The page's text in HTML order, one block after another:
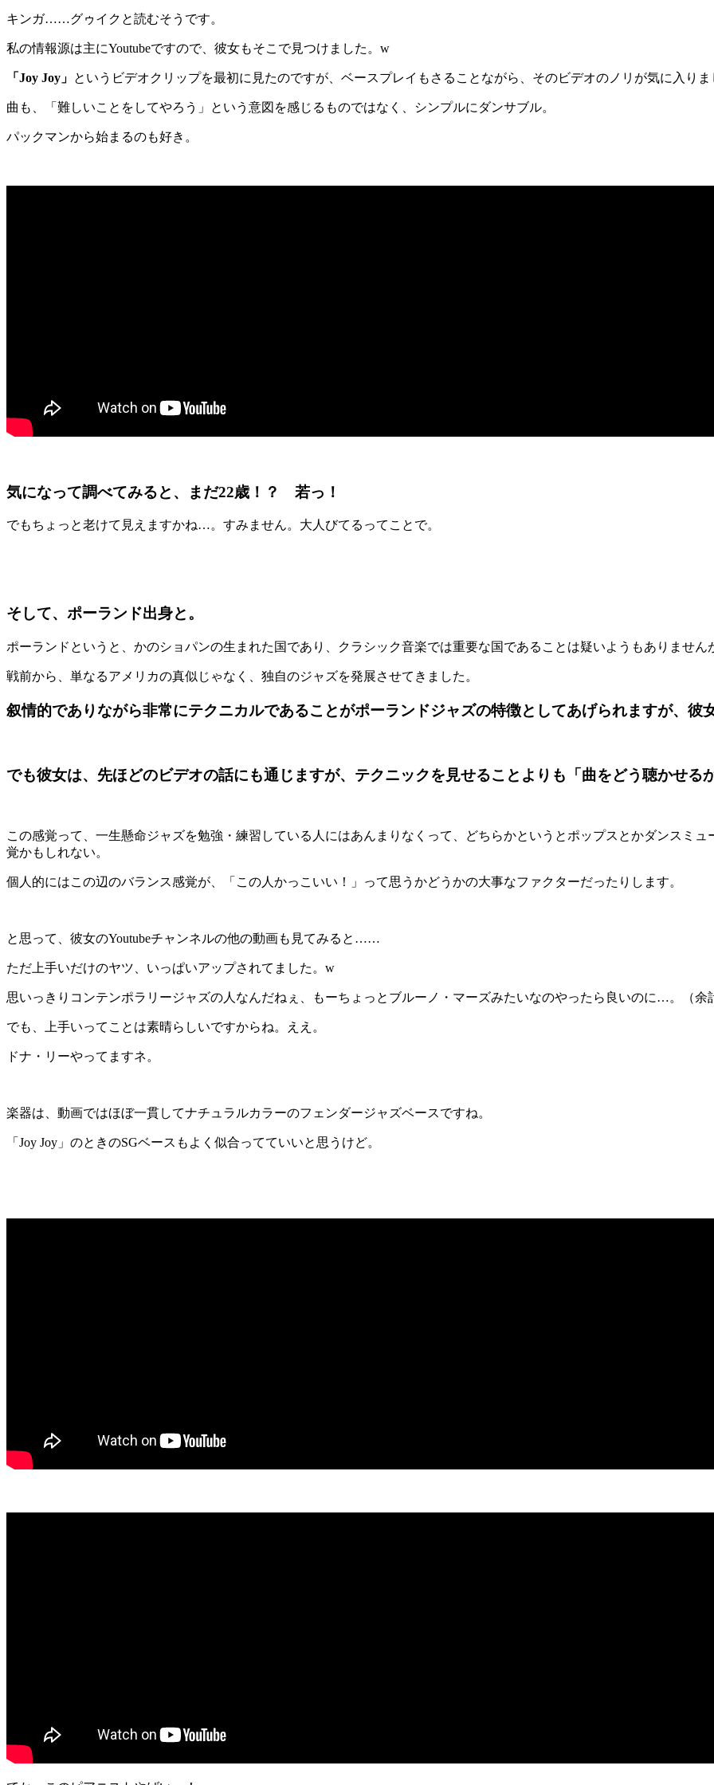
キンガ……グゥイクと読むそうです。
私の情報源は主にYoutubeですので、彼女もそこで見つけました。 w
「 Joy Joy 」 というビデオクリップを最初に見たのですが、ベースプレイもさることながら、そのビデオのノリが気に入りま
曲も、「難しいことをしてやろう」という意図を感じるものではなく、シンプルにダンサブル。
パックマンから始まるのも好き。
気になって調べてみると、 まだ22歳！？ 若っ！
でもちょっと老けて見えますかね…。すみません。大人びてるってことで。
そして、 ポーランド出身と。
ポーランドというと、かのショパンの生まれた国であり、クラシック音楽では重要な国であることは疑いようもありませ
戦前から、単なるアメリカの真似じゃなく、独自のジャズを発展させてきました。
叙情的でありながら非常にテクニカルであることがポーランドジャズの特徴としてあげられますが、彼
でも彼女は、先ほどのビデオの話にも通じますが、 テクニックを見せることよりも「曲をどう聴かせる
この感覚って、一生懸命ジャズを勉強・練習している人にはあんまりなくって、どちらかというとポップスとかダンスミ
覚かもしれない。
個人的にはこの辺のバランス感覚が、「この人かっこいい！」って思うかどうかの大事なファクターだったりします。
と思って、彼女のYoutubeチャンネルの他の動画も見てみると……
ただ上手いだけのヤツ、いっぱいアップされてました。w
思いっきりコンテンポラリージャズの人なんだねぇ、もーちょっとブルーノ・マーズみたいなのやったら良いのに…。（余
でも、上手いってことは素晴らしいですからね。ええ。
ドナ・リーやってますネ。
楽器は、動画ではほぼ一貫してナチュラルカラーのフェンダージャズベースですね。
「Joy Joy」のときのSGベースもよく似合ってていいと思うけど。